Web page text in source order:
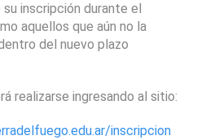
inscripción durante el
aquellos que aún no la
del nuevo plazo
realizarse ingresando al sitio:
inscripcion